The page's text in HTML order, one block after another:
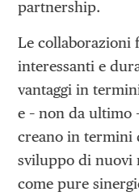
partnership.
Le collaborazioni
interessanti e
vantaggi in
e – non da ultimo
creano in termini
sviluppo di nuovi
come pure